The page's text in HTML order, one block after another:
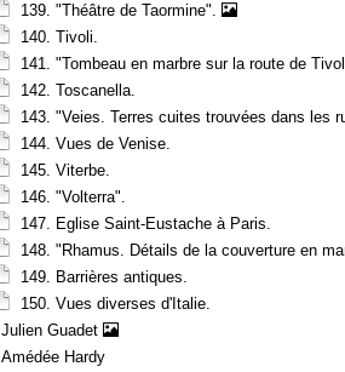
139. "Théâtre de Taormine".
140. Tivoli.
141. "Tombeau en marbre sur la route de
142. Toscanella.
143. "Veies. Terres cuites trouvées dans les
144. Vues de Venise.
145. Viterbe.
146. "Volterra".
147. Eglise Saint-Eustache à Paris.
148. "Rhamus. Détails de la couverture en
149. Barrières antiques.
150. Vues diverses d'Italie.
Julien Guadet
Amédée Hardy